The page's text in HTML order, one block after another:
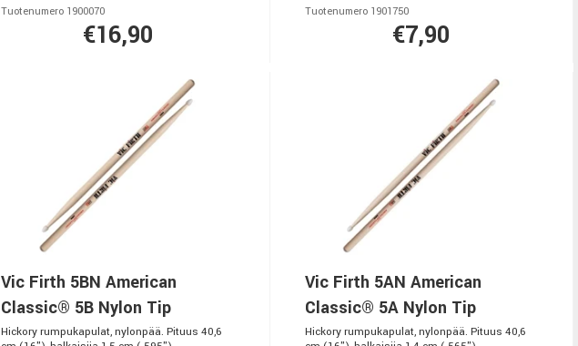
Tuotenumero 1900070
€16,90
Tuotenumero 1901750
€7,90
Vic Firth 5BN American
Classic® 5B Nylon Tip
Hickory rumpukapulat, nylonpää. Pituus 40,6
Vic Firth 5AN American
Classic® 5A Nylon Tip
Hickory rumpukapulat, nylonpää. Pituus 40,6